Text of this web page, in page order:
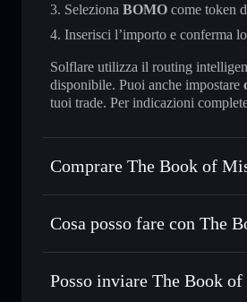
Seleziona BOMO come token
Inserisci l’importo e conferma
Solflare utilizza il routing
disponibile. Puoi anche impostare
tuoi trade. Per indicazioni
Comprare The Book of
The Book of Missing Out non è
Cosa posso fare con The
The Book of Missing Out
Scambiare istantaneamente—
Posso inviare The Book